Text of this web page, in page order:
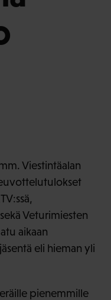
Viestintäalan
Veturimiesten
aikaan
eli hieman yli
pienemmille